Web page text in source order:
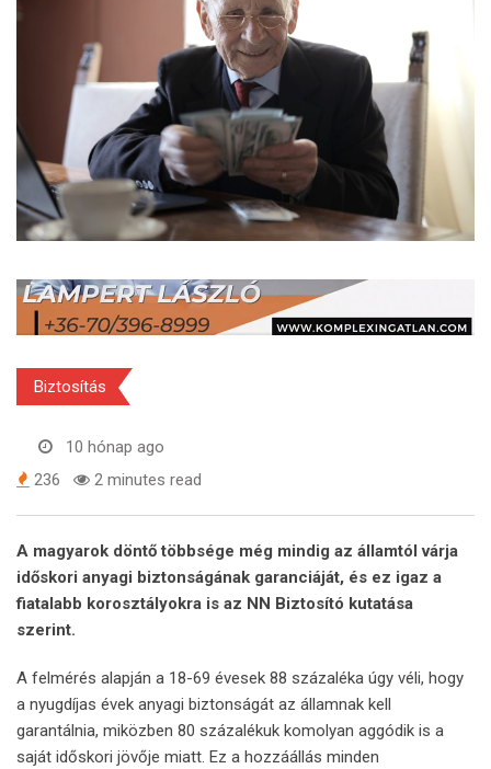
Biztosítás
10 hónap ago
236
2 minutes read
A magyarok döntő többsége még mindig az államtól várja
időskori anyagi biztonságának garanciáját, és ez igaz a
fiatalabb korosztályokra is az NN Biztosító kutatása
szerint.
A felmérés alapján a 18-69 évesek 88 százaléka úgy véli, hogy
a nyugdíjas évek anyagi biztonságát az államnak kell
garantálnia, miközben 80 százalékuk komolyan aggódik is a
saját időskori jövője miatt. Ez a hozzáállás minden